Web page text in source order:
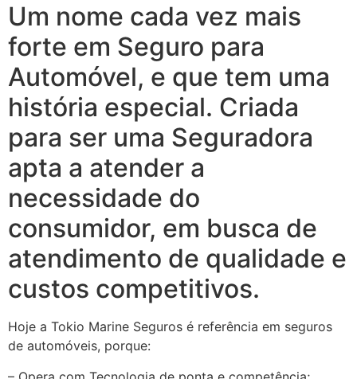
Um nome cada vez mais
forte em Seguro para
Automóvel, e que tem uma
história especial. Criada
para ser uma Seguradora
apta a atender a
necessidade do
consumidor, em busca de
atendimento de qualidade e
custos competitivos.
Hoje a Tokio Marine Seguros é referência em seguros
de automóveis, porque: